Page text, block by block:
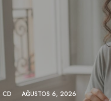
CD AĞUSTOS 6, 2026